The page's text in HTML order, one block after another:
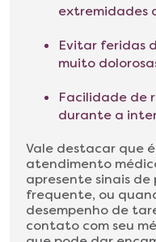
extremidades
Evitar feridas
muito
Facilidade de
durante a
Vale destacar que
atendimento
apresente sinais de
frequente, ou
desempenho de
contato com seu